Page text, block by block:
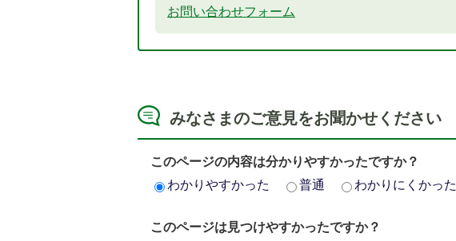
お問い合わせフォーム
みなさまのご意見をお聞かせください
このページの内容は分かりやすかったですか？
わかりやすかった
普通 わかりにくかった
このページは見つけやすかったですか？